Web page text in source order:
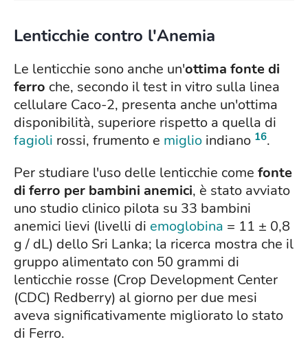
Lenticchie contro l'Anemia
Le lenticchie sono anche un'ottima fonte di
ferro che, secondo il test in vitro sulla linea
cellulare Caco-2, presenta anche un'ottima
disponibilità, superiore rispetto a quella di
fagioli rossi, frumento e miglio indiano 16.
Per studiare l'uso delle lenticchie come fonte
di ferro per bambini anemici, è stato avviato
uno studio clinico pilota su 33 bambini
anemici lievi (livelli di emoglobina = 11 ± 0,8
g / dL) dello Sri Lanka; la ricerca mostra che il
gruppo alimentato con 50 grammi di
lenticchie rosse (Crop Development Center
(CDC) Redberry) al giorno per due mesi
aveva significativamente migliorato lo stato
di Ferro.